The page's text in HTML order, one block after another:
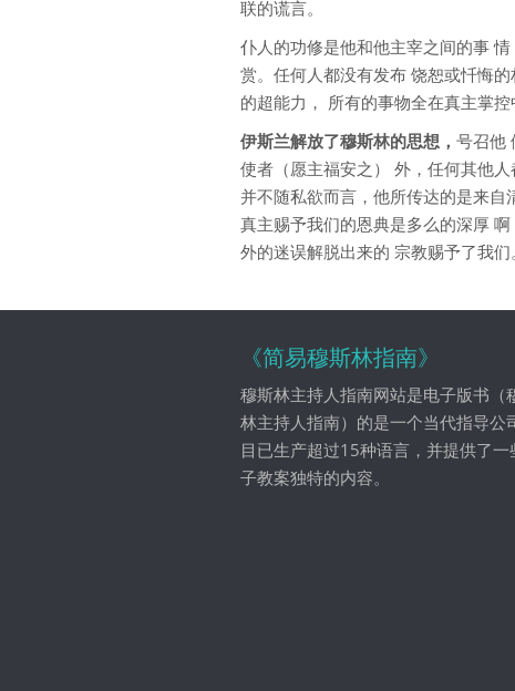
联的谎言。
仆人的功修是他和他主宰之间的事
赏。任何人都没有发布 饶恕或忏悔
的超能力， 所有的事物全在真主掌控
伊斯兰解放了穆斯林的思想， 号召他
使者（愿主福安之） 外，任何其他
并不随私欲而言，他所传达的是来自
真主赐予我们的恩典是多么的深厚
外的迷误解脱出来的 宗教赐予了我
《简易穆斯林指南》
穆斯林主持人指南网站是电子版书（
林主持人指南）的是一个当代指导公
目已生产超过15种语言，并提供了一
子教案独特的内容。